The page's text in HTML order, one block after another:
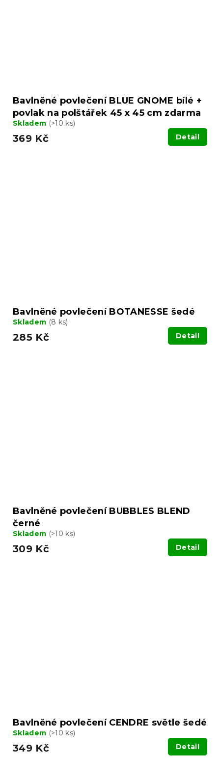
Bavlněné povlečení BLUE GNOME bílé +
povlak na polštářek 45 x 45 cm zdarma
Skladem (>10 ks)
369 Kč Detail
Bavlněné povlečení BOTANESSE šedé
Skladem (8 ks)
285 Kč Detail
Bavlněné povlečení BUBBLES BLEND
černé
Skladem (>10 ks)
309 Kč Detail
Bavlněné povlečení CENDRE světle šedé
Skladem (>10 ks)
349 Kč Detail